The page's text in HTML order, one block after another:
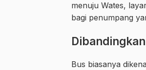
menuju Wates,
bagi penumpang
Bus biasanya